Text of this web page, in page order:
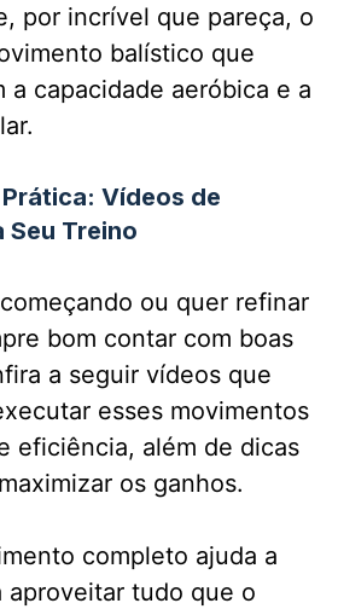
por incrível que pareça, o
balístico que
a capacidade aeróbica e a
Vídeos de
Seu Treino
ou quer refinar
bom contar com boas
a seguir vídeos que
esses movimentos
eficiência, além de dicas
os ganhos.
completo ajuda a
aproveitar tudo que o